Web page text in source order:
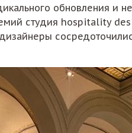
обновления и
студия hospitality